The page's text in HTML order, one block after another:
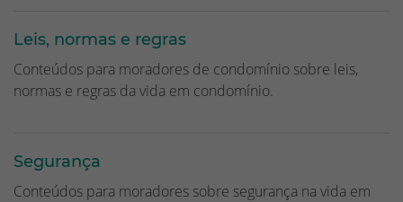
Leis, normas e regras
Conteúdos para moradores de condomínio sobre leis,
normas e regras da vida em condomínio.
Segurança
Conteúdos para moradores sobre segurança na vida em